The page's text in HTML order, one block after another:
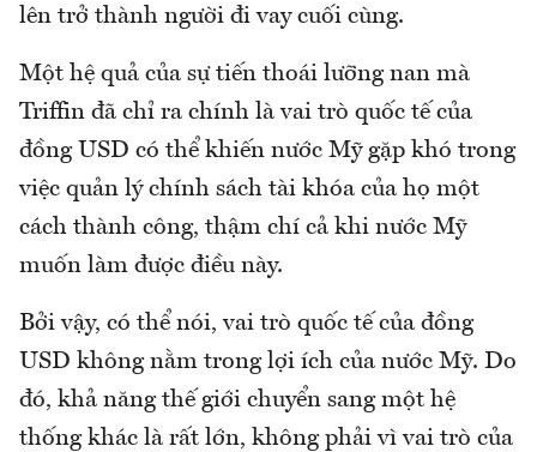
lên trở thành người đi vay cuối cùng.
Một hệ quả của sự tiến thoái lưỡng nan mà
Triffin đã chỉ ra chính là vai trò quốc tế của
đồng USD có thể khiến nước Mỹ gặp khó trong
việc quản lý chính sách tài khóa của họ một
cách thành công, thậm chí cả khi nước Mỹ
muốn làm được điều này.
Bởi vậy, có thể nói, vai trò quốc tế của đồng
USD không nằm trong lợi ích của nước Mỹ. Do
đó, khả năng thế giới chuyển sang một hệ
thống khác là rất lớn, không phải vì vai trò của